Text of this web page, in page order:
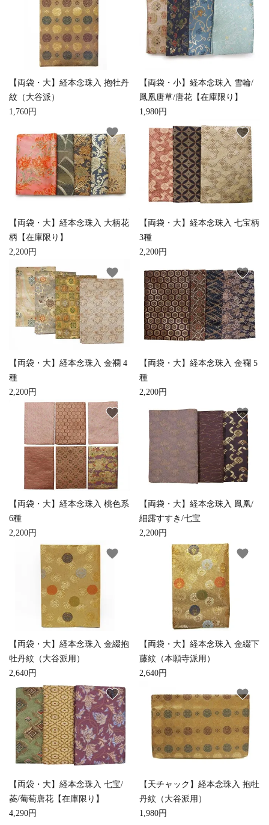
【両袋・大】経本念珠入 抱牡丹
紋（大谷派）
1,760円
【両袋・小】経本念珠入 雪輪/
鳳凰唐草/唐花【在庫限り】
1,980円
【両袋・大】経本念珠入 大柄花
柄【在庫限り】
2,200円
favorite
【両袋・大】経本念珠入 七宝柄
3種
2,200円
favorite
【両袋・大】経本念珠入 金襴 4
種
2,200円
favorite
【両袋・大】経本念珠入 金襴 5
種
2,200円
favorite
【両袋・大】経本念珠入 桃色系
6種
2,200円
favorite
【両袋・大】経本念珠入 鳳凰/
細露すすき/七宝
2,200円
favorite
【両袋・大】経本念珠入 金綴抱
牡丹紋（大谷派用）
2,640円
favorite
【両袋・大】経本念珠入 金綴下
藤紋（本願寺派用）
2,640円
favorite
【両袋・大】経本念珠入 七宝/
菱/葡萄唐花【在庫限り】
4,290円
favorite
【天チャック】経本念珠入 抱牡
丹紋（大谷派用）
1,980円
favorite
キーワード
カテゴリー
検索する
close